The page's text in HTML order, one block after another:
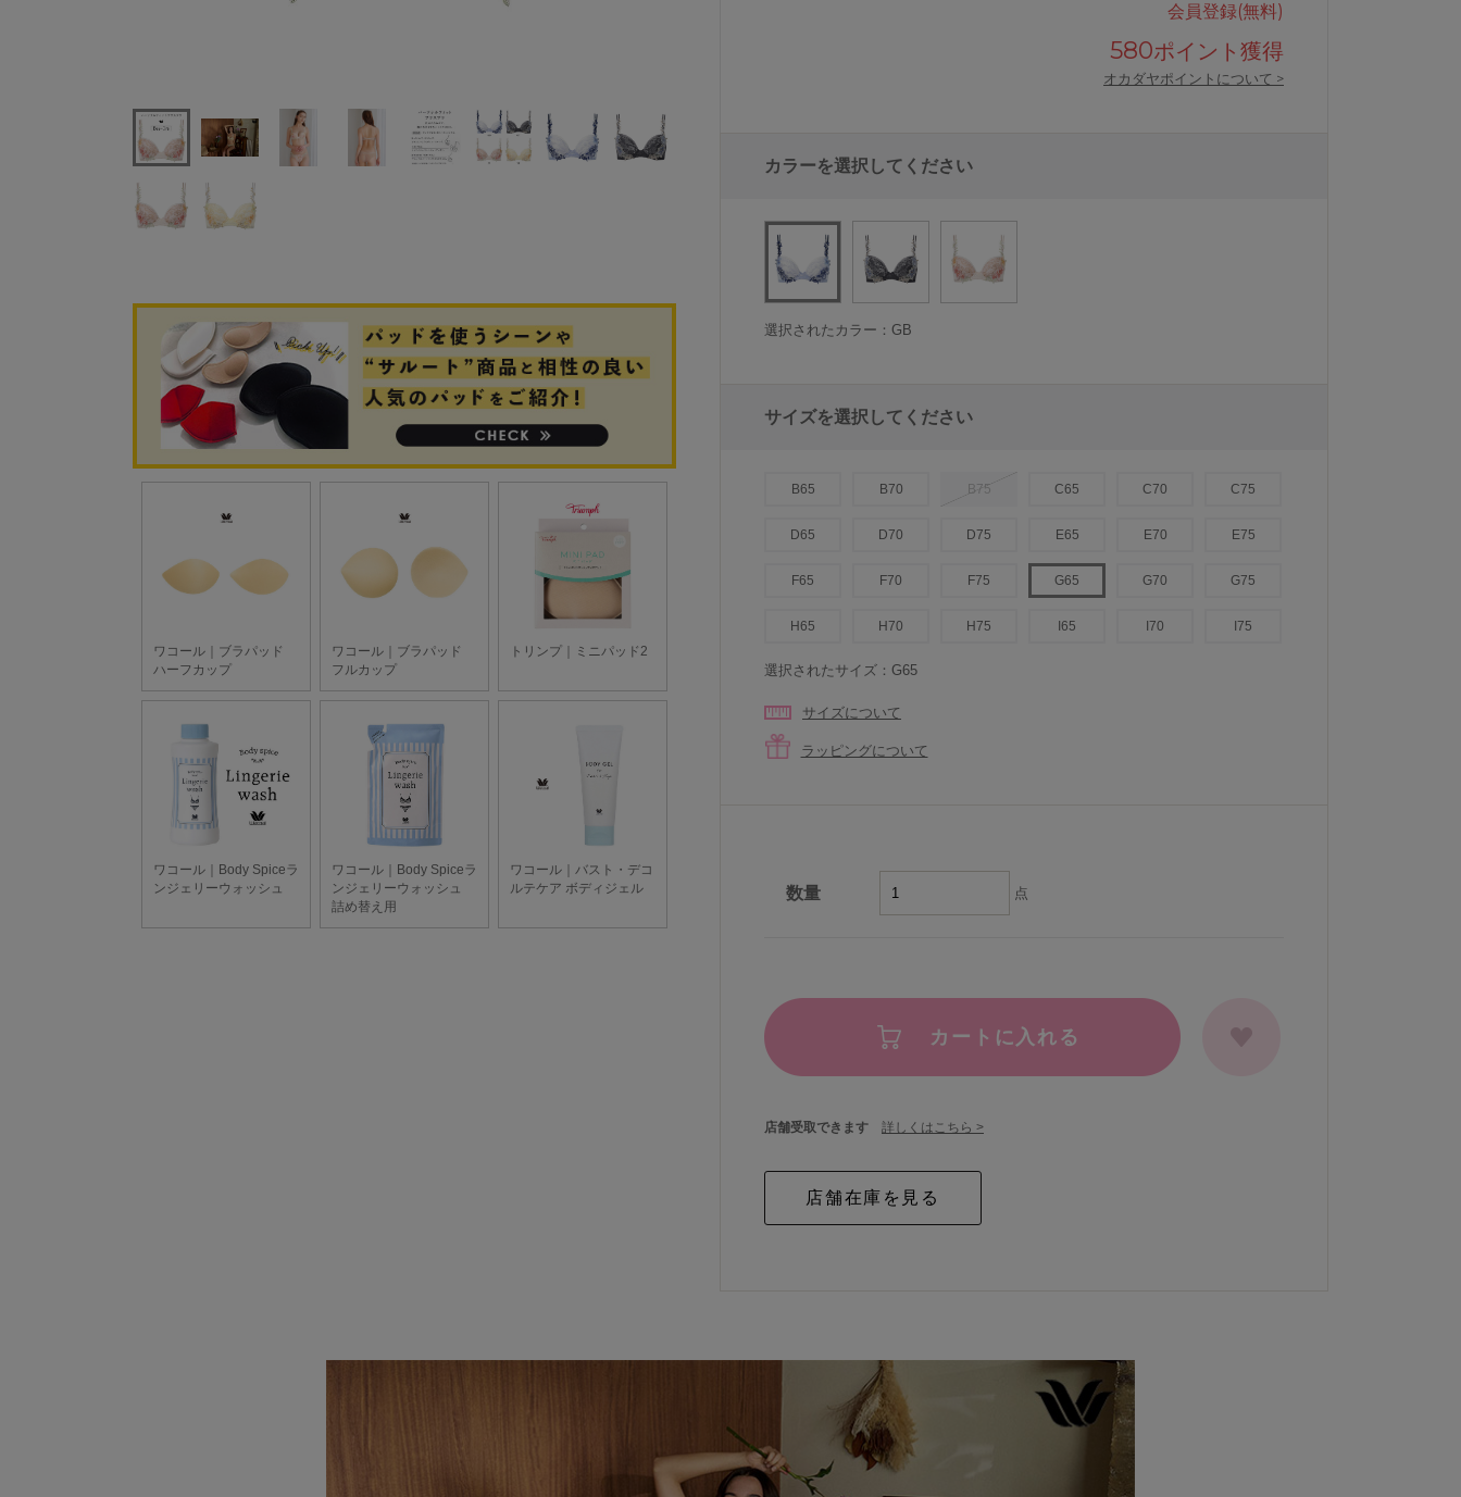
会員登録(無料)
580ポイント獲得
オカダヤポイントについて >
カラーを選択してください
選択されたカラー：GB
サイズを選択してください
B65 B70 B75 C65 C70 C75
D65 D70 D75 E65 E70 E75
F65 F70 F75 G65 G70 G75
H65 H70 H75 I65 I70 I75
選択されたサイズ：G65
サイズについて
ラッピングについて
数量 点
カートに入れる
店舗受取できます 詳しくはこちら >